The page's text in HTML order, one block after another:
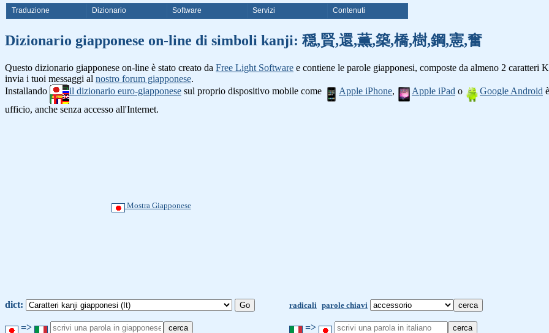
Traduzione Dizionario Software Servizi Contenuti
Dizionario giapponese on-line di simboli kanji: 穏,賢,還,薫,築,橋,樹,鋼,憲,奮
Questo dizionario giapponese on-line è stato creato da Free Light Software e contiene le parole giapponesi, composte da almeno 2 caratteri
invia i tuoi messaggi al nostro forum giapponese.
Installando
il dizionario euro-giapponese sul proprio dispositivo mobile come Apple iPhone, Apple iPad o Google Android
ufficio, anche senza accesso all'Internet.
Mostra Giapponese
dict: radicali parole chiavi
=> =>